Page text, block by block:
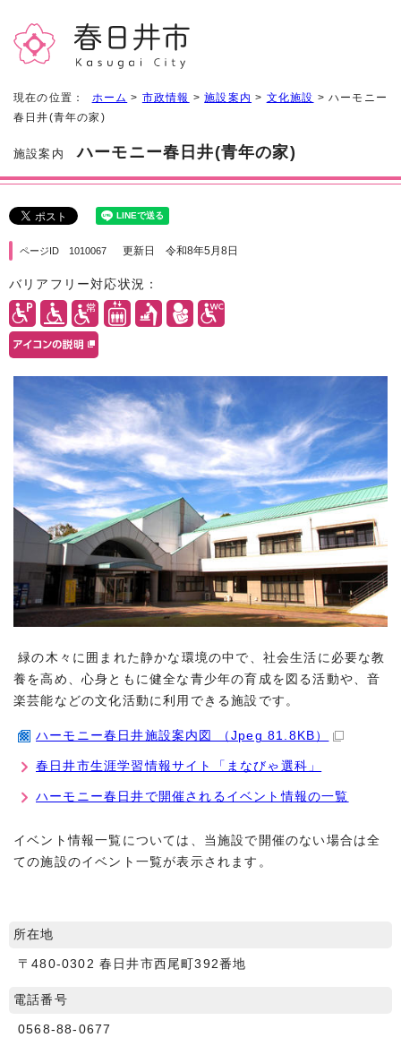
現在の位置： ホーム > 市政情報 >施設案内 > 文化施設 > ハーモニー
春日井(青年の家)
施設案内ハーモニー春日井(青年の家)
ページID 1010067 更新日 令和8年5月8日
バリアフリー対応状況：
緑の木々に囲まれた静かな環境の中で、社会生活に必要な教
養を高め、心身ともに健全な青少年の育成を図る活動や、音
楽芸能などの文化活動に利用できる施設です。
ハーモニー春日井施設案内図 （Jpeg 81.8KB）
春日井市生涯学習情報サイト「まなびゃ選科」
ハーモニー春日井で開催されるイベント情報の一覧
イベント情報一覧については、当施設で開催のない場合は全
ての施設のイベント一覧が表示されます。
所在地
〒480-0302 春日井市西尾町392番地
電話番号
0568-88-0677